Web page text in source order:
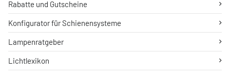
Rabatte und Gutscheine
Konfigurator für Schienensysteme
Lampenratgeber
Lichtlexikon